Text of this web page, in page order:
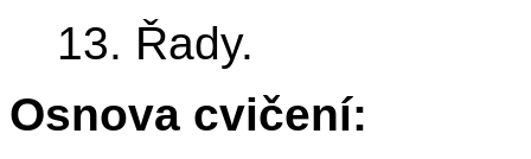
13. Řady.
Osnova cvičení: